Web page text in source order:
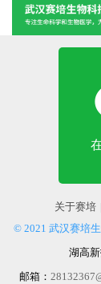
关于赛培
© 2021 武汉赛培
湖高
邮箱：